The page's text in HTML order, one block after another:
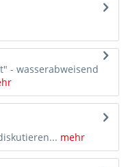
- wasserabweisend
mehr